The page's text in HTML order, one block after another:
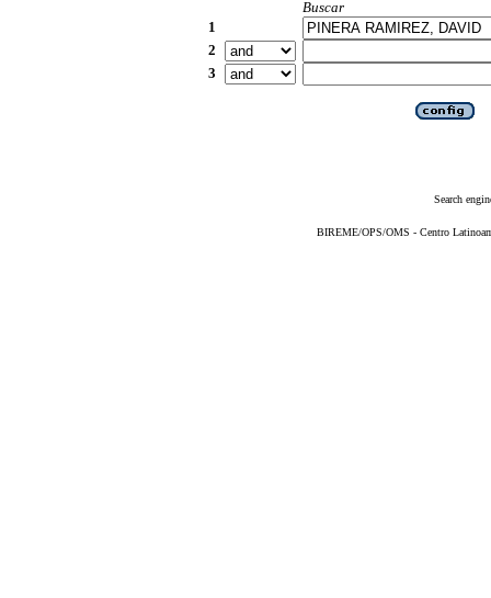
Buscar
1
2
3
Search
BIREME/OPS/OMS - Centro